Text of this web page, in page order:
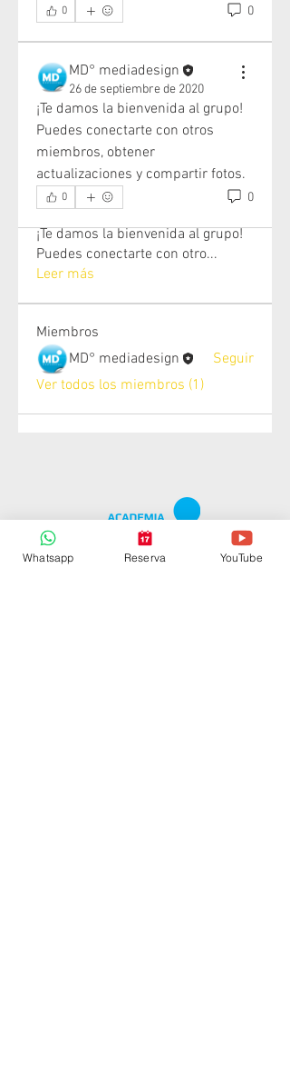
0 0
MD° mediadesign
26 de septiembre de 2020
¡Te damos la bienvenida al grupo!
Puedes conectarte con otros
miembros, obtener
actualizaciones y compartir fotos.
0 0
Acerca de
¡Te damos la bienvenida al grupo!
Puedes conectarte con otro...
Leer más
Miembros
MD° mediadesign
Seguir
Ver todos los miembros (1)
Whatsapp Reserva YouTube